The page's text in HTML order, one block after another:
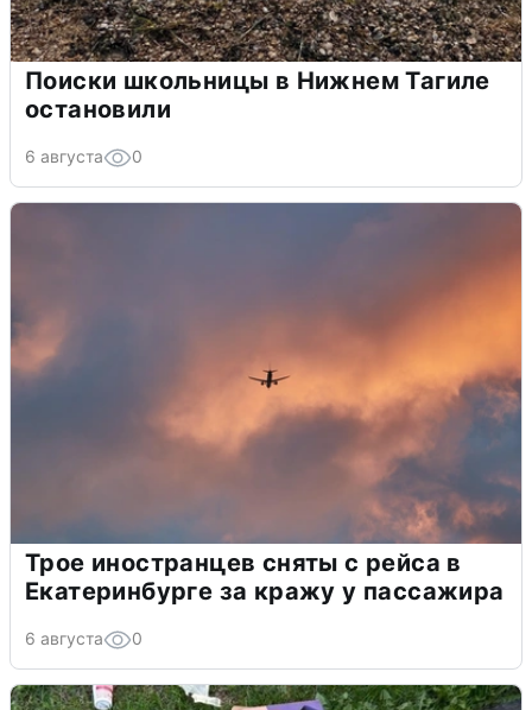
Поиски школьницы в Нижнем Тагиле
остановили
6 августа 0
Трое иностранцев сняты с рейса в
Екатеринбурге за кражу у пассажира
6 августа 0